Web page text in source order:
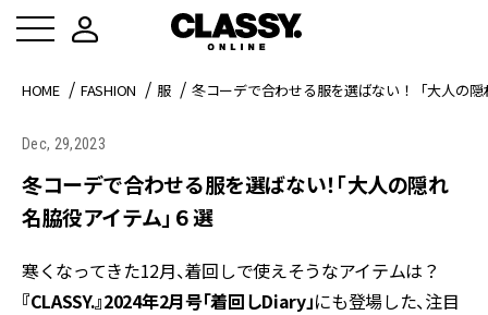
HOME FASHION 服 冬コーデで合わせる服を選ばない！「大人の
Dec, 29,2023
冬コーデで合わせる服を選ばない！「大人の隠れ
名脇役アイテム」６選
寒くなってきた12月、着回しで使えそうなアイテムは？
『CLASSY.』2024年2月号「着回しDiary」にも登場した、注目